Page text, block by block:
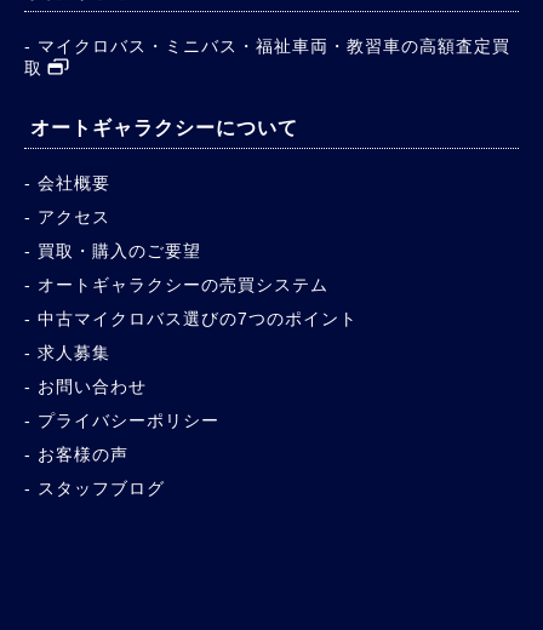
マイクロバス・ミニバス・福祉車両・教習車の高額査定買
取
オートギャラクシーについて
会社概要
アクセス
買取・購入のご要望
オートギャラクシーの売買システム
中古マイクロバス選びの7つのポイント
求人募集
お問い合わせ
プライバシーポリシー
お客様の声
スタッフブログ